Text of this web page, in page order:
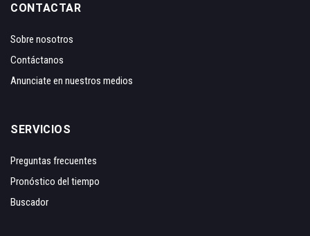
CONTACTAR
Sobre nosotros
Contáctanos
Anunciate en nuestros medios
SERVICIOS
Preguntas frecuentes
Pronóstico del tiempo
Buscador